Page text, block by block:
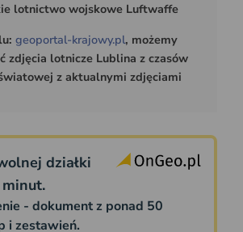
lotnictwo wojskowe Luftwaffe
geoportal-krajowy.pl, możemy
zdjęcia lotnicze Lublina z czasów
z aktualnymi zdjęciami
działki
- dokument z ponad 50
i zestawień.